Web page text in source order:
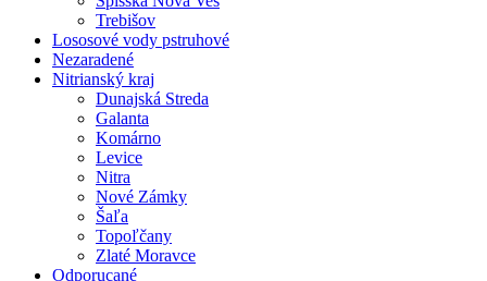
Trebišov
Lososové vody pstruhové
Nezaradené
Nitrianský kraj
Dunajská Streda
Galanta
Komárno
Levice
Nitra
Nové Zámky
Šaľa
Topoľčany
Zlaté Moravce
Odporucané